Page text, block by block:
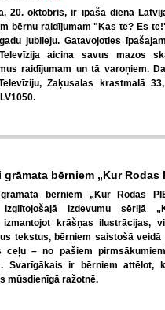
20. oktobris, ir īpaša diena
bērnu raidījumam "Kas te? Es
jubileju. Gatavojoties
aicina savus mazos
raidījumam un tā varoņiem.
Zaķusalas krastmalā
grāmata bērniem „Kur Rodas
grāmata bērniem „Kur Rodas
izglītojošajā izdevumu sērijā
izmantojot krāšņas ilustrācijas,
tekstus, bērniem saistošā veidā
ceļu – no pašiem
Svarīgākais ir bērniem attēlot,
mūsdienīgā ražotnē.